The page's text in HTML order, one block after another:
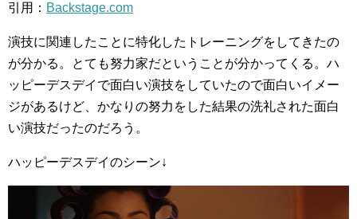
引用： Backstage.com
演技に関連したことに特化したトレーニングをしてきたの
が分かる。とても努力家だということが分かってくる。ハ
ッピーデスデイで面白い演技をしていたので面白いイメー
ジがあるけど、かなりの努力をした結果の洗礼された面白
い演技だったのだろう。
ハッピーデスデイのシーン↓